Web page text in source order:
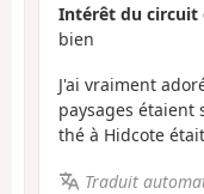
Intérêt du circuit
bien
J'ai vraiment
paysages étaient
thé à Hidcote
Traduit